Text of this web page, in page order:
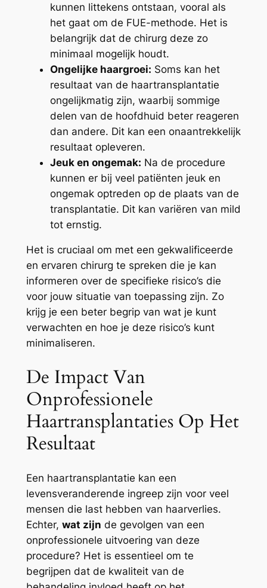
kunnen littekens ontstaan, vooral als
het gaat om de FUE-methode. Het is
belangrijk dat de chirurg deze zo
minimaal mogelijk houdt.
Ongelijke haargroei: Soms kan het
resultaat van de haartransplantatie
ongelijkmatig zijn, waarbij sommige
delen van de hoofdhuid beter reageren
dan andere. Dit kan een onaantrekkelijk
resultaat opleveren.
Jeuk en ongemak: Na de procedure
kunnen er bij veel patiënten jeuk en
ongemak optreden op de plaats van de
transplantatie. Dit kan variëren van mild
tot ernstig.
Het is cruciaal om met een gekwalificeerde
en ervaren chirurg te spreken die je kan
informeren over de specifieke risico’s die
voor jouw situatie van toepassing zijn. Zo
krijg je een beter begrip van wat je kunt
verwachten en hoe je deze risico’s kunt
minimaliseren.
De Impact Van
Onprofessionele
Haartransplantaties Op Het
Resultaat
Een haartransplantatie kan een
levensveranderende ingreep zijn voor veel
mensen die last hebben van haarverlies.
Echter, wat zijn de gevolgen van een
onprofessionele uitvoering van deze
procedure? Het is essentieel om te
begrijpen dat de kwaliteit van de